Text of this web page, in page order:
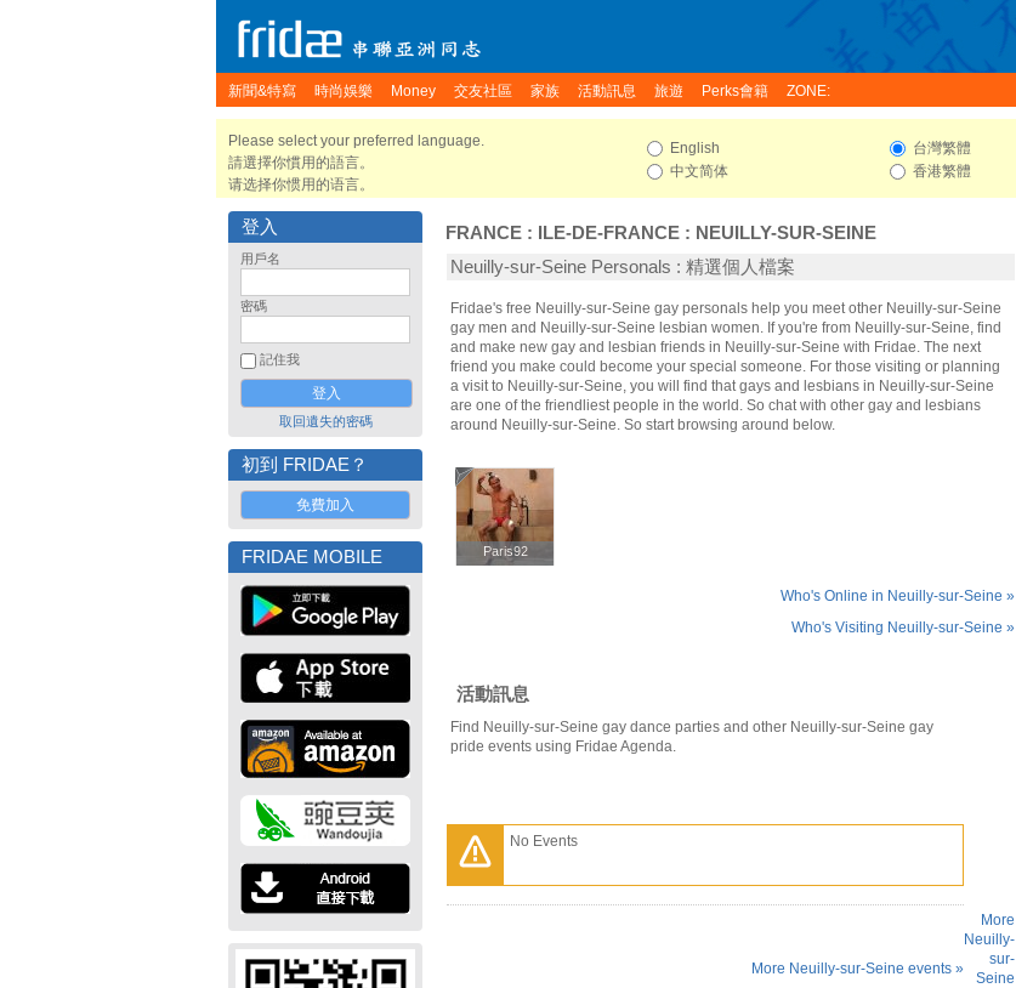
新聞&特寫 時尚娛樂 Money 交友社區 家族 活動訊息 旅遊 Perks會籍 ZONE:
Please select your preferred language.
請選擇你慣用的語言。
请选择你惯用的语言。
English
中文简体
台灣繁體
香港繁體
登入
用戶名
密碼
記住我
取回遺失的密碼
初到 FRIDAE？
免費加入
FRIDAE MOBILE
FRANCE : ILE-DE-FRANCE : NEUILLY-SUR-SEINE
Neuilly-sur-Seine Personals : 精選個人檔案
Fridae's free Neuilly-sur-Seine gay personals help you meet other Neuilly-sur-Seine
gay men and Neuilly-sur-Seine lesbian women. If you're from Neuilly-sur-Seine, find
and make new gay and lesbian friends in Neuilly-sur-Seine with Fridae. The next
friend you make could become your special someone. For those visiting or planning
a visit to Neuilly-sur-Seine, you will find that gays and lesbians in Neuilly-sur-Seine
are one of the friendliest people in the world. So chat with other gay and lesbians
around Neuilly-sur-Seine. So start browsing around below.
Paris92
Paris92
Who's Online in Neuilly-sur-Seine »
Who's Visiting Neuilly-sur-Seine »
活動訊息
Find Neuilly-sur-Seine gay dance parties and other Neuilly-sur-Seine gay
pride events using Fridae Agenda.
No Events
More Neuilly-sur-Seine events »
More
Neuilly-
sur-
Seine